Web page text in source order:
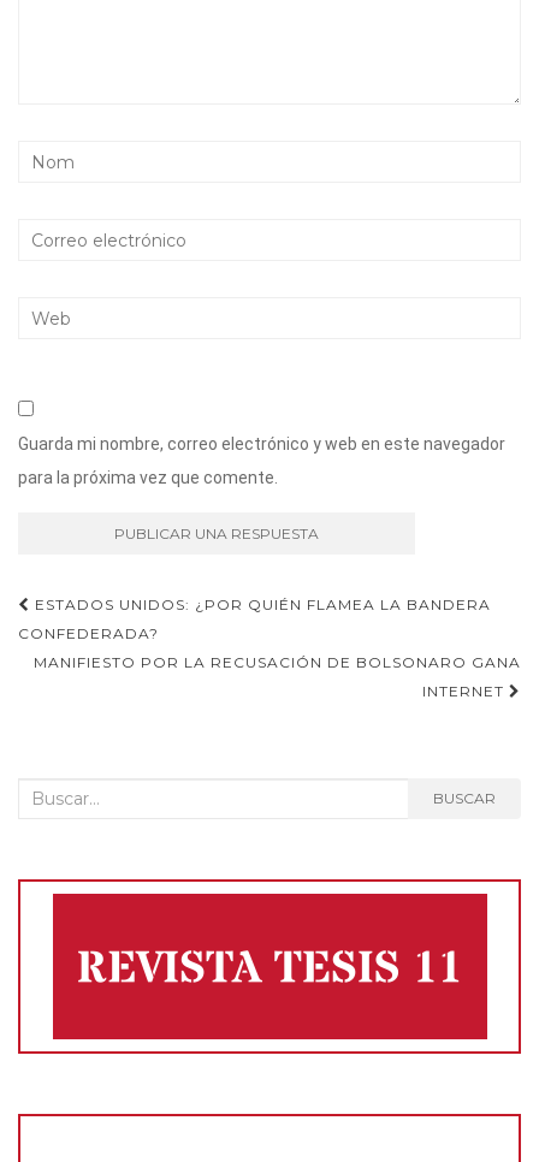
Guarda mi nombre, correo electrónico y web en este navegador
para la próxima vez que comente.
Navegación
de
ESTADOS UNIDOS: ¿POR QUIÉN FLAMEA LA BANDERA
CONFEDERADA?
MANIFIESTO POR LA RECUSACIÓN DE BOLSONARO GANA
INTERNET
Buscar: BUSCAR